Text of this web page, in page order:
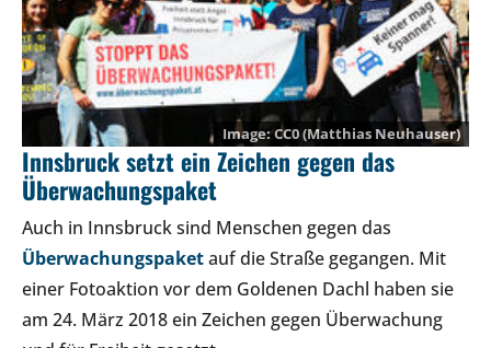
CC0(Matthias Neuhauser)
Innsbruck setzt ein Zeichen gegen das
Überwachungspaket
Auch in Innsbruck sind Menschen gegen das
Überwachungspaketauf die Straße gegangen. Mit
einer Fotoaktion vor dem Goldenen Dachl haben sie
am 24. März 2018 ein Zeichen gegen Überwachung